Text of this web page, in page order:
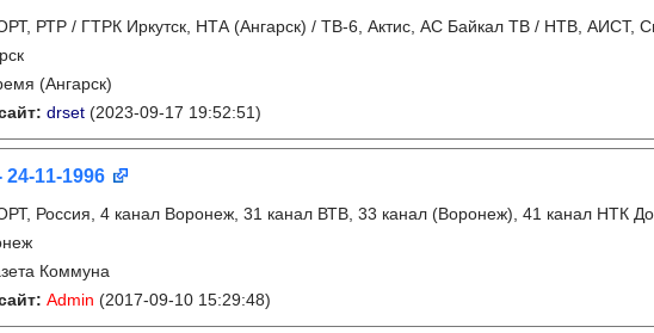
РТР / ГТРК Иркутск, НТА (Ангарск) / ТВ-6, Актис, АС Байкал ТВ / НТВ, АИСТ,
(Ангарск)
drset (2023-09-17 19:52:51)
24-11-1996
Россия, 4 канал Воронеж, 31 канал ВТВ, 33 канал (Воронеж), 41 канал НТК
Коммуна
Admin (2017-09-10 15:29:48)